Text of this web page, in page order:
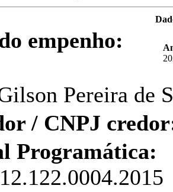
empenho:
Pereira de
/ CNPJ
Programática: